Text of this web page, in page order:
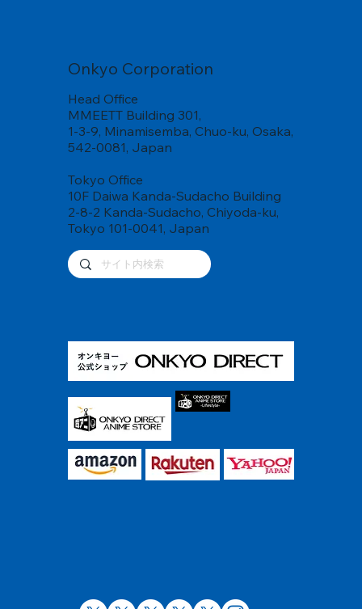
Onkyo Corporation
Head Office
MMEETT Building 301,
1-3-9, Minamisemba, Chuo-ku, Osaka,
542-0081, Japan
Tokyo Office
10F Daiwa Kanda-Sudacho Building
2-8-2 Kanda-Sudacho, Chiyoda-ku,
Tokyo 101-0041, Japan